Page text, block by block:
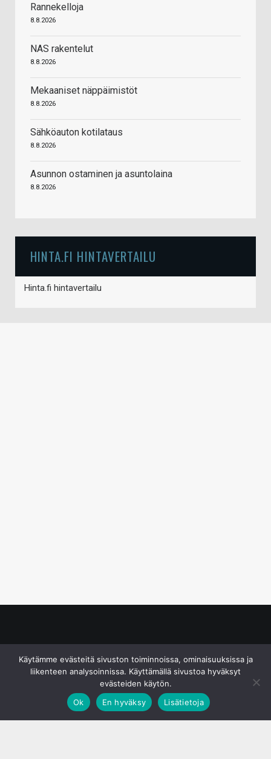
Rannekelloja
8.8.2026
NAS rakentelut
8.8.2026
Mekaaniset näppäimistöt
8.8.2026
Sähköauton kotilataus
8.8.2026
Asunnon ostaminen ja asuntolaina
8.8.2026
HINTA.FI HINTAVERTAILU
Hinta.fi hintavertailu
Käytämme evästeitä sivuston toiminnoissa, ominaisuuksissa ja
liikenteen analysoinnissa. Käyttämällä sivustoa hyväksyt
evästeiden käytön.
Ok
En hyväksy Lisätietoja